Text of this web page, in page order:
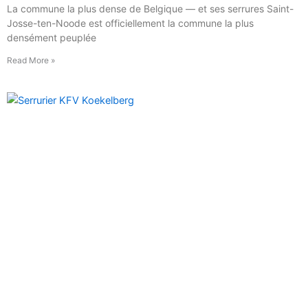
La commune la plus dense de Belgique — et ses serrures Saint-
Josse-ten-Noode est officiellement la commune la plus
densément peuplée
Read More »